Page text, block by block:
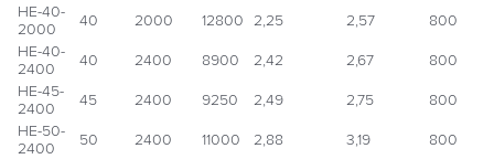
НЕ-40-
2000
40 2000 12800 2,25 2,57
800
НЕ-40-
2400
40 2400 8900 2,42 2,67
800
НЕ-45-
2400
45 2400 9250 2,49 2,75
800
НЕ-50-
2400
50 2400 11000 2,88 3,19
800